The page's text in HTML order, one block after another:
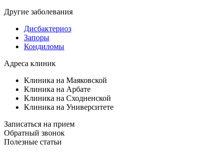
Другие заболевания
Дисбактериоз
Запоры
Кондиломы
Адреса клиник
Клиника на Маяковской
Клиника на Арбате
Клиника на Сходненской
Клиника на Университете
Записаться на прием
Обратный звонок
Полезные статьи